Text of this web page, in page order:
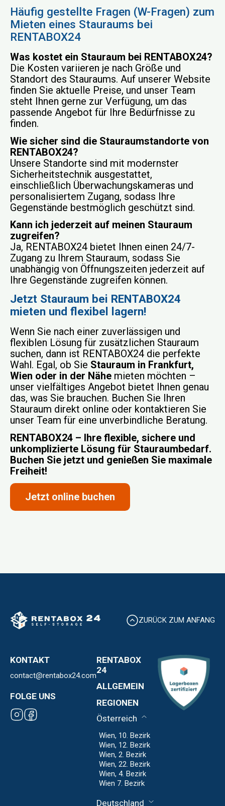
Häufig gestellte Fragen (W-Fragen) zum
Mieten eines Stauraums bei
RENTABOX24
Was kostet ein Stauraum bei RENTABOX24?
Die Kosten variieren je nach Größe und
Standort des Stauraums. Auf unserer Website
finden Sie aktuelle Preise, und unser Team
steht Ihnen gerne zur Verfügung, um das
passende Angebot für Ihre Bedürfnisse zu
finden.
Wie sicher sind die Stauraumstandorte von
RENTABOX24?
Unsere Standorte sind mit modernster
Sicherheitstechnik ausgestattet,
einschließlich Überwachungskameras und
personalisiertem Zugang, sodass Ihre
Gegenstände bestmöglich geschützt sind.
Kann ich jederzeit auf meinen Stauraum
zugreifen?
Ja, RENTABOX24 bietet Ihnen einen 24/7-
Zugang zu Ihrem Stauraum, sodass Sie
unabhängig von Öffnungszeiten jederzeit auf
Ihre Gegenstände zugreifen können.
Jetzt Stauraum bei RENTABOX24
mieten und flexibel lagern!
Wenn Sie nach einer zuverlässigen und
flexiblen Lösung für zusätzlichen Stauraum
suchen, dann ist RENTABOX24 die perfekte
Wahl. Egal, ob Sie Stauraum in Frankfurt,
Wien oder in der Nähemieten möchten –
unser vielfältiges Angebot bietet Ihnen genau
das, was Sie brauchen. Buchen Sie Ihren
Stauraum direkt online oder kontaktieren Sie
unser Team für eine unverbindliche Beratung.
RENTABOX24 – Ihre flexible, sichere und
unkomplizierte Lösung für Stauraumbedarf.
Buchen Sie jetzt und genießen Sie maximale
Freiheit!
Jetzt online buchen
ZURÜCK ZUM ANFANG
KONTAKT
contact@rentabox24.com
FOLGE UNS
RENTABOX
24
Über uns
Expansion
Franchise
ALLGEMEIN
Kontakt
Datenschutz
Impressum
REGIONEN
Österreich
Wien, 10. Bezirk
Wien, 12. Bezirk
Wien, 2. Bezirk
Wien, 22. Bezirk
Wien, 4. Bezirk
Wien 7. Bezirk
Deutschland